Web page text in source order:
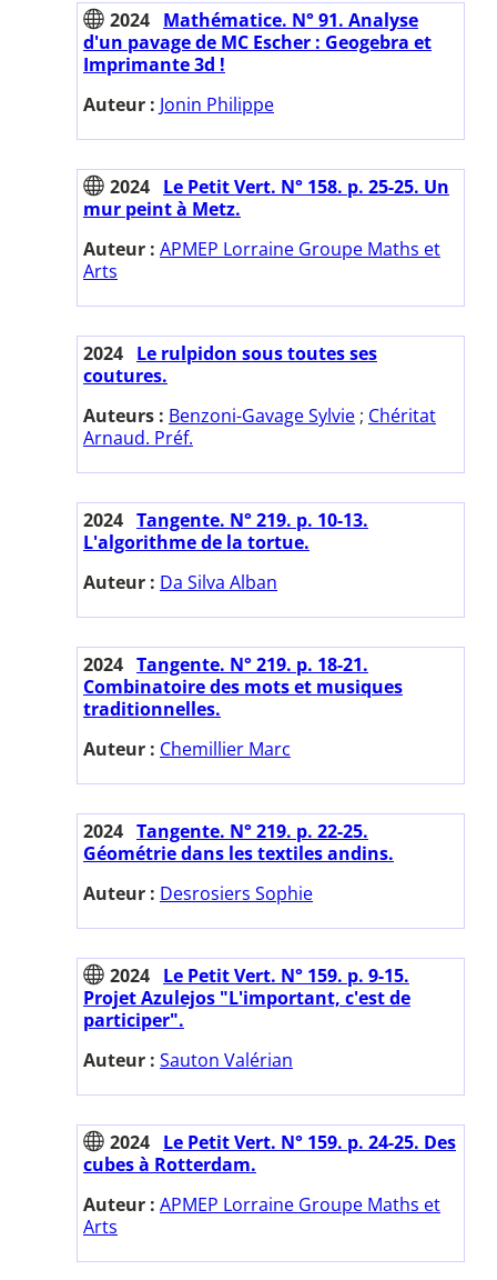
2024 Mathématice. N° 91. Analyse
d'un pavage de MC Escher : Geogebra et
Imprimante 3d !
Auteur : Jonin Philippe
2024 Le Petit Vert. N° 158. p. 25-25. Un
mur peint à Metz.
Auteur : APMEP Lorraine Groupe Maths et
Arts
2024 Le rulpidon sous toutes ses
coutures.
Auteurs : Benzoni-Gavage Sylvie ; Chéritat
Arnaud. Préf.
2024 Tangente. N° 219. p. 10-13.
L'algorithme de la tortue.
Auteur : Da Silva Alban
2024 Tangente. N° 219. p. 18-21.
Combinatoire des mots et musiques
traditionnelles.
Auteur : Chemillier Marc
2024 Tangente. N° 219. p. 22-25.
Géométrie dans les textiles andins.
Auteur : Desrosiers Sophie
2024 Le Petit Vert. N° 159. p. 9-15.
Projet Azulejos "L'important, c'est de
participer".
Auteur : Sauton Valérian
2024 Le Petit Vert. N° 159. p. 24-25. Des
cubes à Rotterdam.
Auteur : APMEP Lorraine Groupe Maths et
Arts